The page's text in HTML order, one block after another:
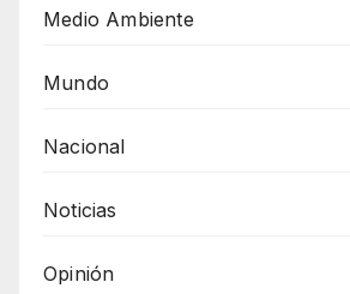
Medio Ambiente
Mundo
Nacional
Noticias
Opinión